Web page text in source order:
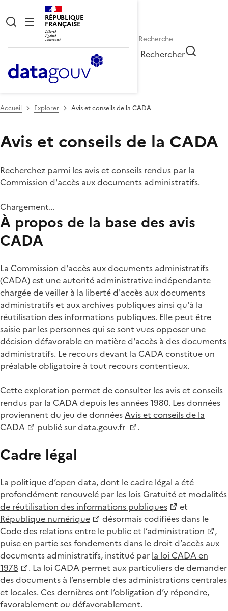
RÉPUBLIQUE
FRANÇAISE
Rechercher
Accueil Explorer Avis et conseils de la CADA
Avis et conseils de la CADA
Recherchez parmi les avis et conseils rendus par la
Commission d'accès aux documents administratifs.
Chargement…
À propos de la base des avis
CADA
La Commission d'accès aux documents administratifs
(CADA) est une autorité administrative indépendante
chargée de veiller à la liberté d'accès aux documents
administratifs et aux archives publiques ainsi qu'à la
réutilisation des informations publiques. Elle peut être
saisie par les personnes qui se sont vues opposer une
décision défavorable en matière d'accès à des documents
administratifs. Le recours devant la CADA constitue un
préalable obligatoire à tout recours contentieux.
Cette exploration permet de consulter les avis et conseils
rendus par la CADA depuis les années 1980. Les données
proviennent du jeu de donnéesAvis et conseils de la
CADA
publié surdata.gouv.fr .
Cadre légal
La politique d’open data, dont le cadre légal a été
profondément renouvelé par les loisGratuité et modalités
de réutilisation des informations publiques
et
République numérique
désormais codifiées dans le
Code des relations entre le public et l’administration
,
puise en partie ses fondements dans le droit d’accès aux
documents administratifs, institué par la loi CADA en
1978
. La loi CADA permet aux particuliers de demander
des documents à l’ensemble des administrations centrales
et locales. Ces dernières ont l’obligation d’y répondre,
favorablement ou défavorablement.